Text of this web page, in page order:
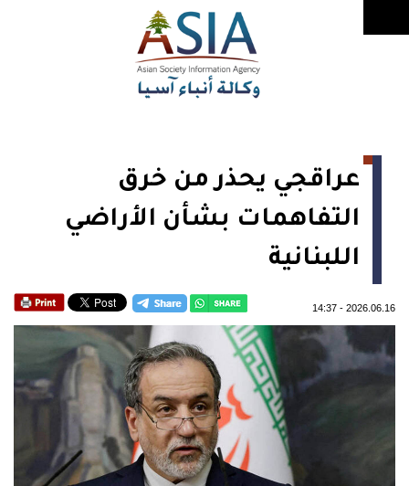
عراقجي يحذر من خرق
التفاهمات بشأن الأراضي
اللبنانية
2026.06.16
-
14:37